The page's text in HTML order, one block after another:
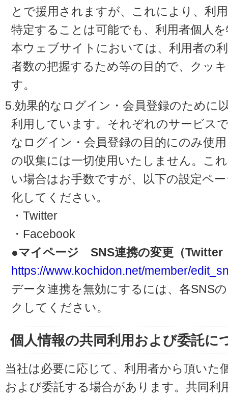
とで援用されますが、これにより、利
特定することは可能でも、利用者個人
本ウェブサイトにおいては、利用者の
者数の把握するため等の目的で、クッ
す。
5.効果的なログイン・会員登録のために
利用しています。それぞれのサービス
なログイン・会員登録の目的にのみ使
の収集には一切使用いたしません。こ
い場合はお手数ですが、以下の設定ペ
化してください。
・Twitter
・Facebook
●マイページ SNS連携の変更（Twitter
https://www.kochidon.net/member/
データ連携を無効にするには、各SNS
クしてください。
個人情報の共同利用および委託に
当社は必要に応じて、利用者から頂いた
および委託する場合があります。共同利